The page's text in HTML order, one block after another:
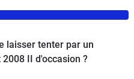
laisser tenter par un
2008 II d'occasion ?